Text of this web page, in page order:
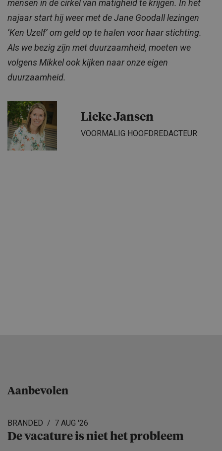
mensen in de cirkel van matigheid te krijgen. In het
najaar start hij weer met de Jane Goodall lezingen
‘Ken Uzelf’ om geld op te halen voor haar stichting.
Als we bezig zijn met duurzaamheid, moeten we
volgens Mikkel ook kijken naar onze eigen
duurzaamheid.
Lieke Jansen
VOORMALIG HOOFDREDACTEUR
Aanbevolen
BRANDED 7 AUG '26
De vacature is niet het probleem